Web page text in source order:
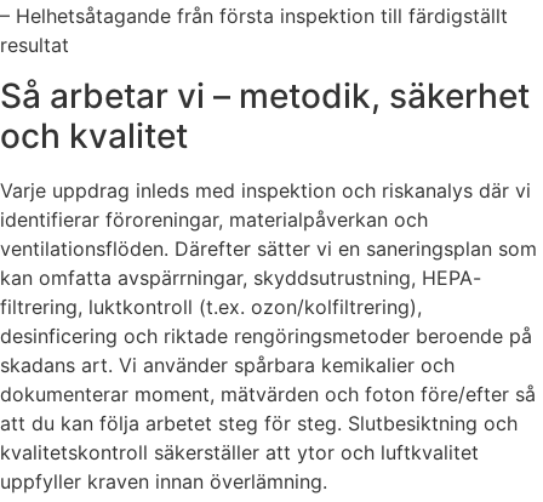
– Helhetsåtagande från första inspektion till färdigställt
resultat
Så arbetar vi – metodik, säkerhet
och kvalitet
Varje uppdrag inleds med inspektion och riskanalys där vi
identifierar föroreningar, materialpåverkan och
ventilationsflöden. Därefter sätter vi en saneringsplan som
kan omfatta avspärrningar, skyddsutrustning, HEPA-
filtrering, luktkontroll (t.ex. ozon/kolfiltrering),
desinficering och riktade rengöringsmetoder beroende på
skadans art. Vi använder spårbara kemikalier och
dokumenterar moment, mätvärden och foton före/efter så
att du kan följa arbetet steg för steg. Slutbesiktning och
kvalitetskontroll säkerställer att ytor och luftkvalitet
uppfyller kraven innan överlämning.